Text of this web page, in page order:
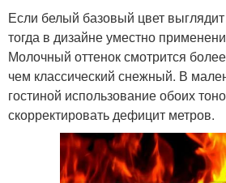
Если белый базовый цвет
тогда в дизайне уместно
Молочный оттенок смотрится
чем классический снежный. В
гостиной использование обоих
скорректировать дефицит метров.